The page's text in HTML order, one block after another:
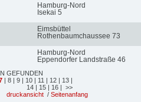
Hamburg-Nord
Isekai 5
Eimsbüttel
Rothenbaumchaussee 73
Hamburg-Nord
Eppendorfer Landstraße 46
GEFUNDEN
| 8 | 9 | 10 | 11 | 12 | 13 |
14 | 15 | 16 | >>
druckansicht / Seitenanfang